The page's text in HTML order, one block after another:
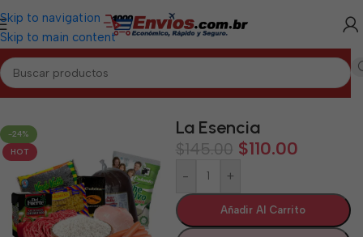
Skip to navigation
Skip to main content
Inicio/ARTEMISA/Combos Artemisa
-24%
HOT
La Esencia
$145.00 $110.00
- +
Añadir Al Carrito